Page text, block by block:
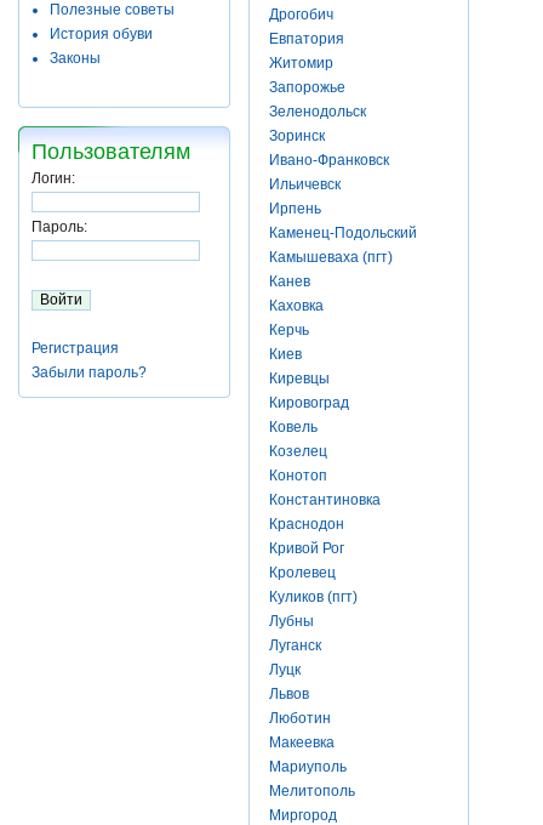
Полезные советы
История обуви
Законы
Пользователям
Логин:
Пароль:
Регистрация
Забыли пароль?
Дрогобич
Евпатория
Житомир
Запорожье
Зеленодольск
Зоринск
Ивано-Франковск
Ильичевск
Ирпень
Каменец-Подольский
Камышеваха (пгт)
Канев
Каховка
Керчь
Киев
Киревцы
Кировоград
Ковель
Козелец
Конотоп
Константиновка
Краснодон
Кривой Рог
Кролевец
Куликов (пгт)
Лубны
Луганск
Луцк
Львов
Люботин
Макеевка
Мариуполь
Мелитополь
Миргород